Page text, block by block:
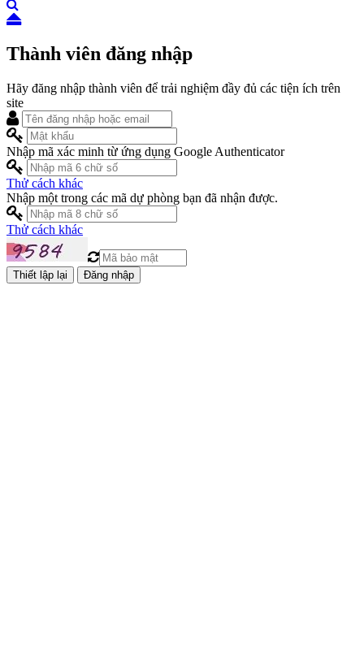
Thành viên đăng nhập
Hãy đăng nhập thành viên để trải nghiệm đầy đủ các tiện ích trên
site
Nhập mã xác minh từ ứng dụng Google Authenticator
Thử cách khác
Nhập một trong các mã dự phòng bạn đã nhận được.
Thử cách khác
Đăng nhập